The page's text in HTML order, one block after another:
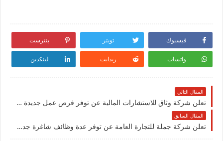
فيسبوك تويتر بنترست
واتساب ريدايت لينكدين
المقال التالي
تعلن شركة وثاق للاستشارات المالية عن توفر فرص عمل جديدة بمزايا ورواتب عالية في الكويت
المقال السابق
تعلن شركة جملة للتجارة العامة عن توفر عدة وظائف شاغرة جديدة في مختلف التخصصات في الكويت